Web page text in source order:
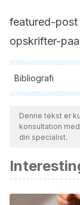
featured-post
opskrifter-
Bibliografi
Alle citerede
for at sikre
Bibliografien i
Bentley R.A,
sugar.
Howell S,
Denne tekst er
konsultation
din specialist.